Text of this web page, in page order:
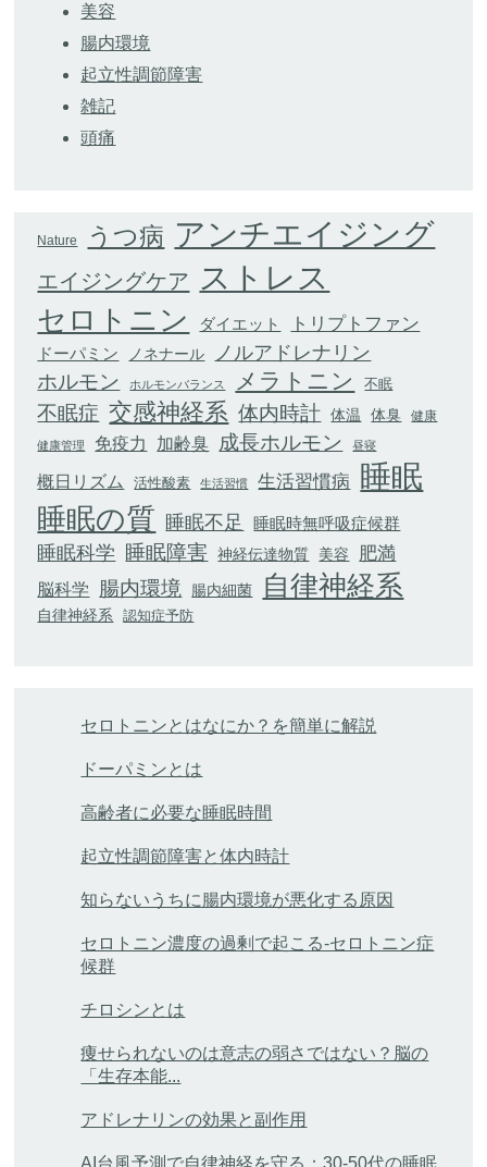
美容
腸内環境
起立性調節障害
雑記
頭痛
Nature うつ病 アンチエイジング
エイジングケア ストレス
セロトニン ダイエット トリプトファン
ドーパミン ノネナール ノルアドレナリン
ホルモン ホルモンバランス メラトニン 不眠
不眠症 交感神経系 体内時計 体温 体臭 健康
健康管理 免疫力 加齢臭 成長ホルモン 昼寝
概日リズム 活性酸素 生活習慣 生活習慣病 睡眠
睡眠の質 睡眠不足 睡眠時無呼吸症候群
睡眠科学 睡眠障害 神経伝達物質 美容 肥満
脳科学 腸内環境 腸内細菌 自律神経系
自律神経系 認知症予防
セロトニンとはなにか？を簡単に解説
ドーパミンとは
高齢者に必要な睡眠時間
起立性調節障害と体内時計
知らないうちに腸内環境が悪化する原因
セロトニン濃度の過剰で起こる-セロトニン症
候群
チロシンとは
痩せられないのは意志の弱さではない？脳の
「生存本能...
アドレナリンの効果と副作用
AI台風予測で自律神経を守る：30-50代の睡眠